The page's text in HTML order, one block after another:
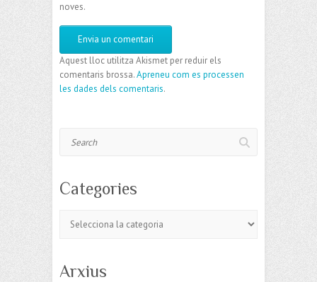
noves.
Aquest lloc utilitza Akismet per reduir els
comentaris brossa.Apreneu com es processen
les dades dels comentaris.
Categories
Arxius